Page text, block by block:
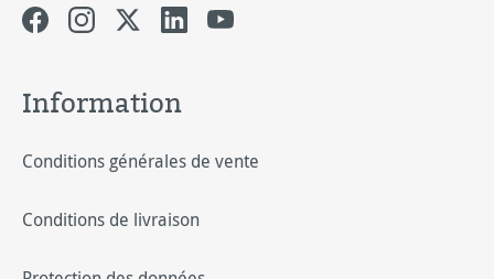
Information
Conditions générales de vente
Conditions de livraison